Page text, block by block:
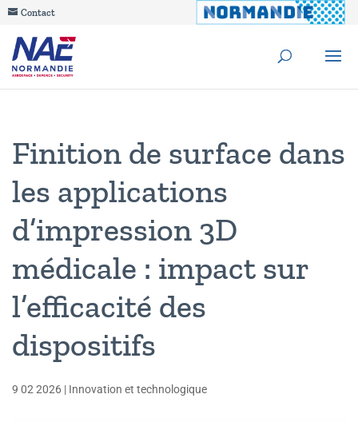
Contact
Finition de surface dans
les applications
d’impression 3D
médicale : impact sur
l’efficacité des
dispositifs
9 02 2026 | Innovation et technologique